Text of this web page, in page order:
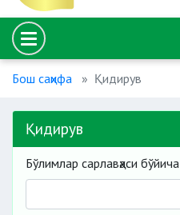
Бош саҳифа Қидирув
Қидирув
Бўлимлар сарлавҳаси бўйича